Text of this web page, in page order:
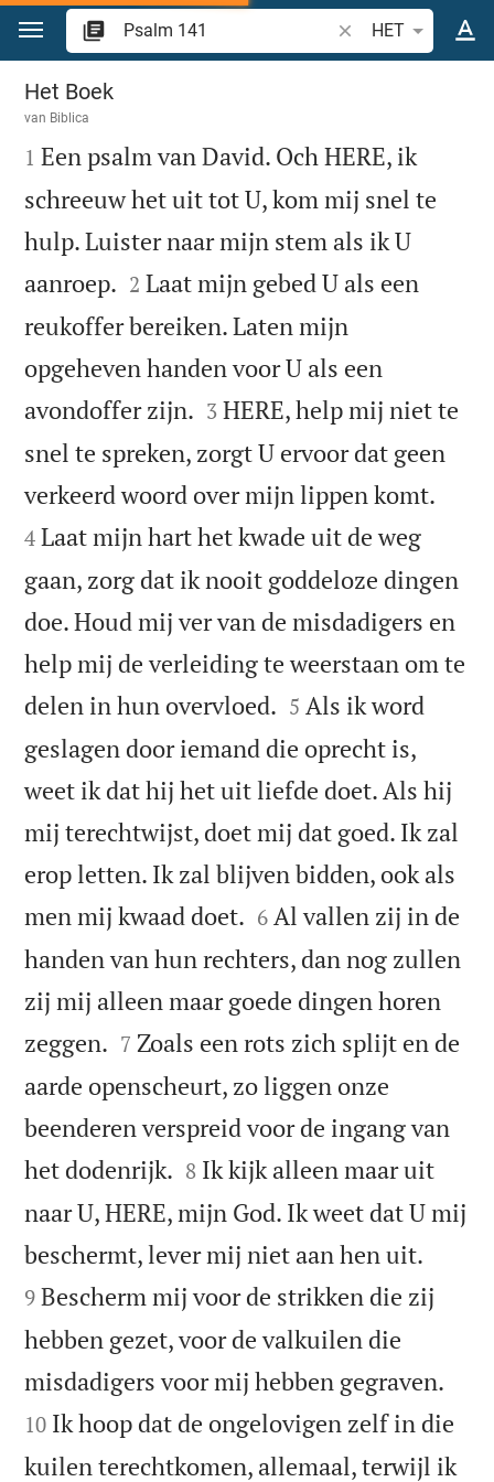
Spring naar inhoud
Zoek Bijbelvers of
HET
Psalm 141
Het Boek
van Biblica

1 Een psalm van David. Och HERE, ik
schreeuw het uit tot U, kom mij snel te
hulp. Luister naar mijn stem als ik U
aanroep. 

2 Laat mijn gebed U als een
reukoffer bereiken. Laten mijn
opgeheven handen voor U als een
avondoffer zijn. 

3 HERE, help mij niet te
snel te spreken, zorgt U ervoor dat geen
verkeerd woord over mijn lippen komt.
4 Laat mijn hart het kwade uit de weg
gaan, zorg dat ik nooit goddeloze dingen
doe. Houd mij ver van de misdadigers en
help mij de verleiding te weerstaan om te
delen in hun overvloed. 

5 Als ik word
geslagen door iemand die oprecht is,
weet ik dat hij het uit liefde doet. Als hij
mij terechtwijst, doet mij dat goed. Ik zal
erop letten. Ik zal blijven bidden, ook als
men mij kwaad doet. 

6 Al vallen zij in de
handen van hun rechters, dan nog zullen
zij mij alleen maar goede dingen horen
zeggen. 

7 Zoals een rots zich splijt en de
aarde openscheurt, zo liggen onze
beenderen verspreid voor de ingang van
het dodenrijk. 

8 Ik kijk alleen maar uit
naar U, HERE, mijn God. Ik weet dat U mij
beschermt, lever mij niet aan hen uit.
9 Bescherm mij voor de strikken die zij
hebben gezet, voor de valkuilen die
misdadigers voor mij hebben gegraven.
10 Ik hoop dat de ongelovigen zelf in die
kuilen terechtkomen, allemaal, terwijl ik